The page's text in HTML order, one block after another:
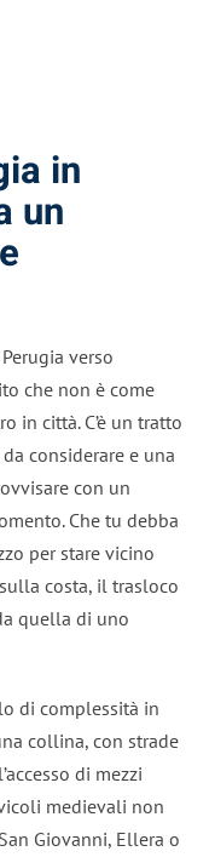
in
un
verso
che non è come
in città. C’è un tratto
considerare e una
con un
Che tu debba
per stare vicino
costa, il trasloco
quella di uno
di complessità in
collina, con strade
di mezzi
medievali non
Giovanni, Ellera o